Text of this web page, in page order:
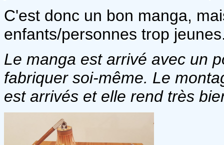
C'est donc un bon manga,
enfants/personnes trop
Le manga est arrivé avec un
fabriquer soi-même. Le
est arrivés et elle rend très